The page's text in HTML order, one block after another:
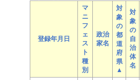
登録年月日
マ
ニ
フ
ェ
ス
ト
種
別
政治
家名
対
象
の
都
道
府
県
▲
対
象
の
自
治
体
名